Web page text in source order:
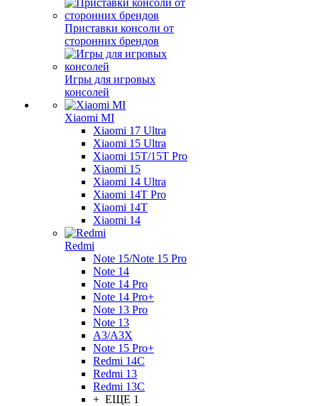
Приставки консоли от
сторонних брендов
Игры для игровых
консолей
Xiaomi MI
Xiaomi 17 Ultra
Xiaomi 15 Ultra
Xiaomi 15T/15T Pro
Xiaomi 15
Xiaomi 14 Ultra
Xiaomi 14T Pro
Xiaomi 14T
Xiaomi 14
Redmi
Note 15/Note 15 Pro
Note 14
Note 14 Pro
Note 14 Pro+
Note 13 Pro
Note 13
A3/A3X
Note 15 Pro+
Redmi 14C
Redmi 13
Redmi 13C
+ ЕЩЕ 1